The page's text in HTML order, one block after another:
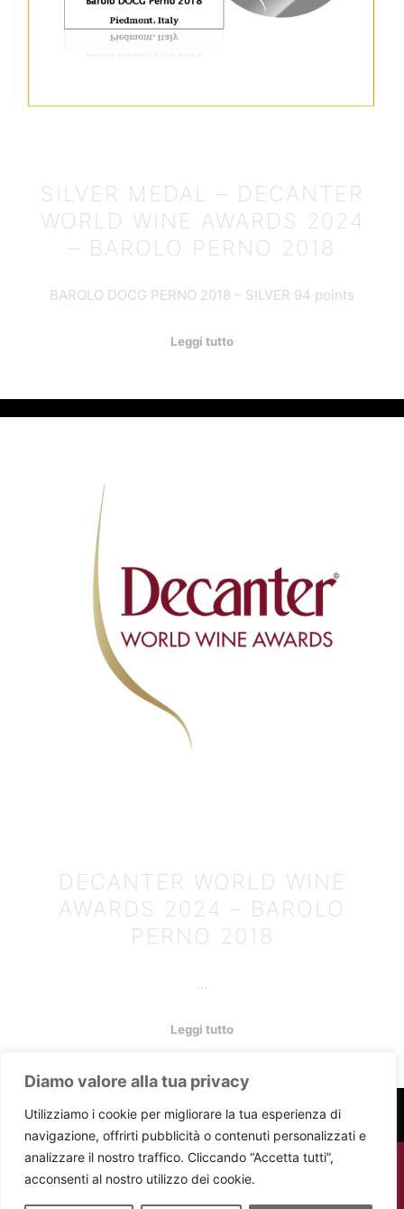
Diamo valore alla tua privacy
Utilizziamo i cookie per migliorare la tua esperienza di
navigazione, offrirti pubblicità o contenuti personalizzati e
analizzare il nostro traffico. Cliccando “Accetta tutti”,
acconsenti al nostro utilizzo dei cookie.
SILVER MEDAL – DECANTER
WORLD WINE AWARDS 2024
– BAROLO PERNO 2018
BAROLO DOCG PERNO 2018 – SILVER 94 points
Leggi tutto
DECANTER WORLD WINE
AWARDS 2024 – BAROLO
PERNO 2018
…
Leggi tutto